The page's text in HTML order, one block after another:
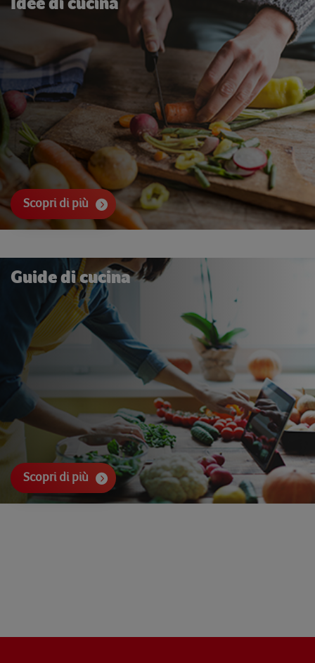
Scopri di più
Guide di cucina
Scopri di più